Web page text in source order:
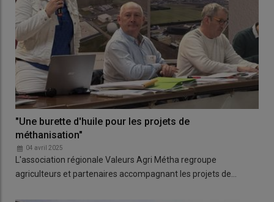
"Une burette d'huile pour les projets de
méthanisation"
04 avril 2025
L'association régionale Valeurs Agri Métha regroupe
agriculteurs et partenaires accompagnant les projets de…